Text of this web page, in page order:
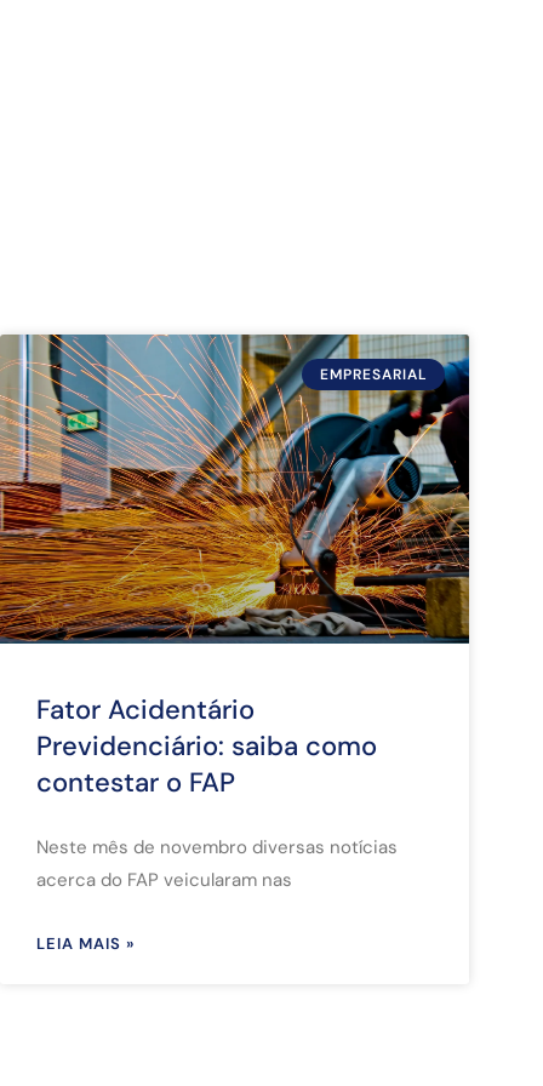
EMPRESARIAL
Fator Acidentário
Previdenciário: saiba como
contestar o FAP
Neste mês de novembro diversas notícias
acerca do FAP veicularam nas
LEIA MAIS »